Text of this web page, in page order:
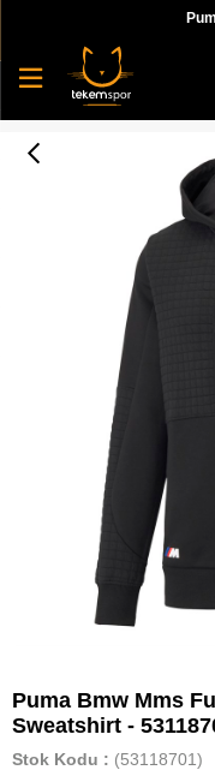
Puma Bmw Mms
Sweatshirt -
Stok Kodu
(53118701)